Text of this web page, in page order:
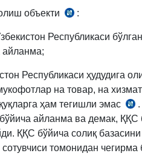
объекти
СК
м.
қ.
:
Республикаси
айланма;
Республикаси ҳудудига
на товар, на
ҳам тегишли эмас
45-
м.
айланма ва демак, ҚҚС
ҚҚС бўйича солиқ
томонидан